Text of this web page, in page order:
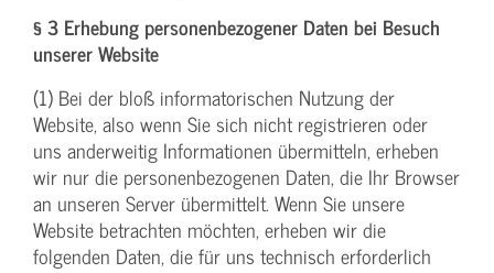
§ 3 Erhebung personenbezogener Daten bei Besuch
unserer Website
(1) Bei der bloß informatorischen Nutzung der
Website, also wenn Sie sich nicht registrieren oder
uns anderweitig Informationen übermitteln, erheben
wir nur die personenbezogenen Daten, die Ihr Browser
an unseren Server übermittelt. Wenn Sie unsere
Website betrachten möchten, erheben wir die
folgenden Daten, die für uns technisch erforderlich